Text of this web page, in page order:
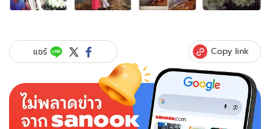
ของ
2556
แอบ
ดารา
ไป
ลอย
กระทง
แชร์ Copy link